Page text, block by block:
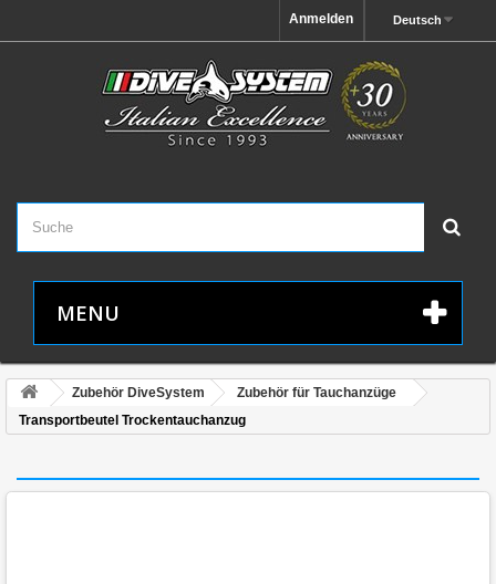
Deutsch
Anmelden
MENU
Zubehör DiveSystem
Zubehör für Tauchanzüge
Transportbeutel Trockentauchanzug